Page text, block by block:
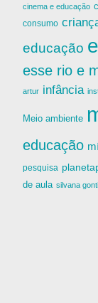
cinema e educação
consumo
educação
esse rio e
artur infância
Meio ambiente
educação
pesquisa
de aula silvana